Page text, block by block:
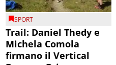
SPORT
Trail: Daniel Thedy e
Michela Comola
firmano il Vertical